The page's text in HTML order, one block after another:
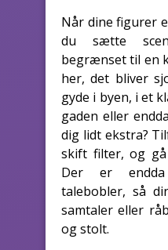
Når dine figurer
du sætte
begrænset til en
her, det bliver
gyde i byen, i et
gaden eller
dig lidt ekstra?
skift filter, og
Der er
talebobler, så
samtaler eller
og stolt.